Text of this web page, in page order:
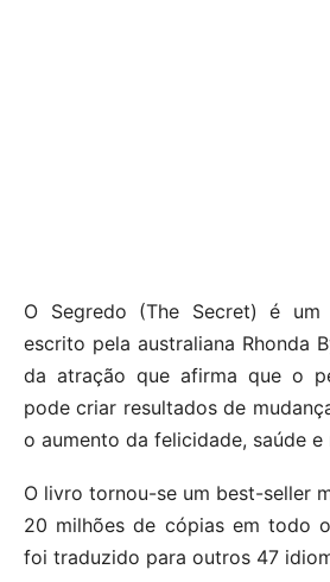
O Segredo (The Secret) é
escrito pela australiana Rhonda
da atração que afirma que o
pode criar resultados de
o aumento da felicidade, saúde e
O livro tornou-se um best-seller
20 milhões de cópias em todo
foi traduzido para outros 47